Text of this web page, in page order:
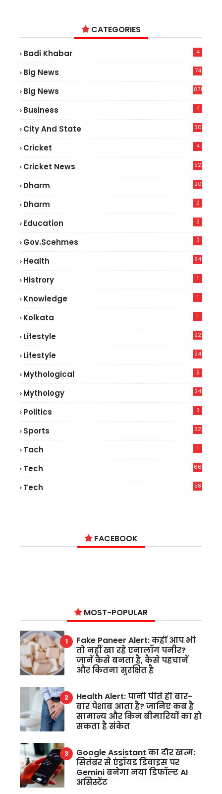
CATEGORIES
Badi Khabar 4
Big News
74
Big News 871
Business 4
City And State 30
Cricket 4
Cricket News
52
Dharm 20
Dharm 2
Education 3
Gov.scehmes 3
Health
84
Histrory 1
Knowledge 1
Kolkata 1
Lifestyle
22
Lifestyle
24
Mythological 9
Mythology 24
Politics 3
Sports 32
Tach 1
Tech
66
Tech
58
FACEBOOK
MOST-POPULAR
Fake Paneer Alert: कहीं आप भी
तो नहीं खा रहे एनालॉग पनीर?
जानें कैसे बनता है, कैसे पहचानें
और कितना सुरक्षित है
Health Alert: पानी पीते ही बार-
बार पेशाब आता है? जानिए कब है
सामान्य और किन बीमारियों का हो
सकता है संकेत
Google Assistant का दौर खत्म:
सितंबर से एंड्रॉयड डिवाइस पर
Gemini बनेगा नया डिफॉल्ट AI
असिस्टेंट